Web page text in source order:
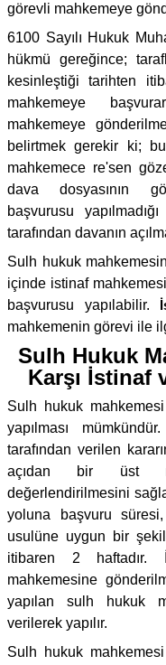
görevli mahkemeye
6100 Sayılı Hukuk
hükmü gereğince;
kesinleştiği tarihten
mahkemeye
mahkemeye
belirtmek gerekir ki;
mahkemece re'sen
dava dosyasının
başvurusu
tarafından davanın
Sulh hukuk
içinde istinaf
başvurusu yapılabilir.
mahkemenin görevi ile
Sulh Hukuk
Karşı İstinaf
Sulh hukuk
yapılması mümkündür.
tarafından verilen
açıdan bir üst
değerlendirilmesini
yoluna başvuru
usulüne uygun bir
itibaren 2 haftadır.
mahkemesine
yapılan sulh hukuk
verilerek yapılır.
Sulh hukuk